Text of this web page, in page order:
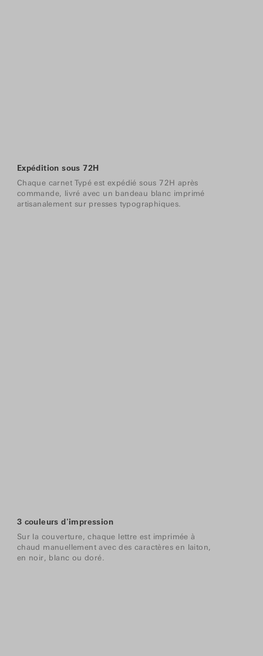
Expédition sous 72H
Chaque carnet Typé est expédié sous 72H après
commande, livré avec un bandeau blanc imprimé
artisanalement sur presses typographiques.
3 couleurs d'impression
Sur la couverture, chaque lettre est imprimée à
chaud manuellement avec des caractères en laiton,
en noir, blanc ou doré.